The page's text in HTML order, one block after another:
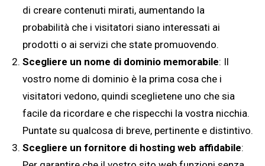
di creare contenuti mirati, aumentando la
probabilità che i visitatori siano interessati ai
prodotti o ai servizi che state promuovendo.
Scegliere un nome di dominio memorabile: Il
vostro nome di dominio è la prima cosa che i
visitatori vedono, quindi sceglietene uno che sia
facile da ricordare e che rispecchi la vostra nicchia.
Puntate su qualcosa di breve, pertinente e distintivo.
Scegliere un fornitore di hosting web affidabile: